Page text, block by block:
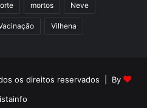
mortos Neve
Vilhena
os direitos reservados | By